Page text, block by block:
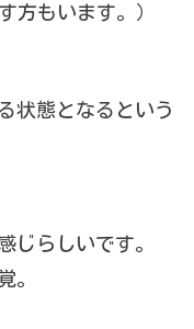
方もいます。）
状態となるという
じらしいです。
。